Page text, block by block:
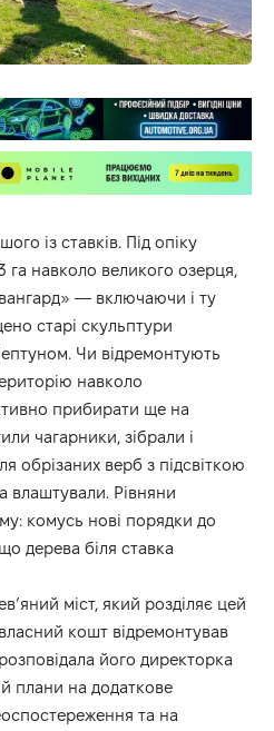
із ставків. Під опіку
га навколо великого озерця,
— включаючи і ту
старі скульптури
Чи відремонтують
навколо
прибирати ще на
чагарники, зібрали і
обрізаних верб з підсвіткою
влаштували. Рівняни
комусь нові порядки до
дерева біля ставка
міст, який розділяє цей
кошт відремонтував
його директорка
плани на додаткове
та на